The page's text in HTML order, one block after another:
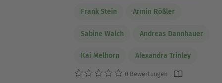
Frank Stein Armin Rößler
Sabine Walch Andreas Dannhauer
Kai Melhorn Alexandra Trinley
0 Bewertungen